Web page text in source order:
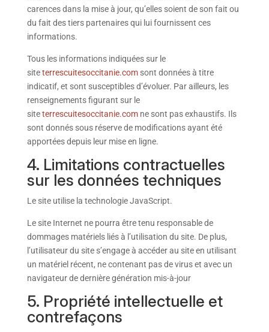
carences dans la mise à jour, qu’elles soient de son fait ou
du fait des tiers partenaires qui lui fournissent ces
informations.
Tous les informations indiquées sur le
siteterrescuitesoccitanie.comsont données à titre
indicatif, et sont susceptibles d’évoluer. Par ailleurs, les
renseignements figurant sur le
siteterrescuitesoccitanie.comne sont pas exhaustifs. Ils
sont donnés sous réserve de modifications ayant été
apportées depuis leur mise en ligne.
4. Limitations contractuelles
sur les données techniques
Le site utilise la technologie JavaScript.
Le site Internet ne pourra être tenu responsable de
dommages matériels liés à l’utilisation du site. De plus,
l’utilisateur du site s’engage à accéder au site en utilisant
un matériel récent, ne contenant pas de virus et avec un
navigateur de dernière génération mis-à-jour
5. Propriété intellectuelle et
contrefaçons